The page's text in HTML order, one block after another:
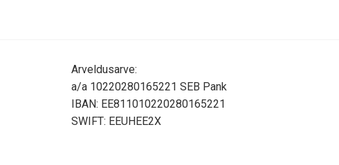
Arveldusarve:
a/a 10220280165221 SEB Pank
IBAN: EE811010220280165221
SWIFT: EEUHEE2X